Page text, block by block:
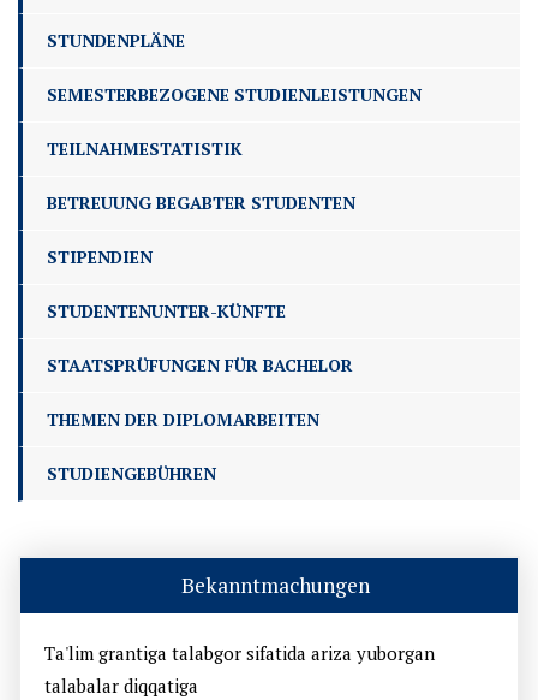
STUNDENPLÄNE
SEMESTERBEZOGENE STUDIENLEISTUNGEN
TEILNAHMESTATISTIK
BETREUUNG BEGABTER STUDENTEN
STIPENDIEN
STUDENTENUNTER-KÜNFTE
STAATSPRÜFUNGEN FÜR BACHELOR
THEMEN DER DIPLOMARBEITEN
STUDIENGEBÜHREN
Bekanntmachungen
Ta'lim grantiga talabgor sifatida ariza yuborgan
talabalar diqqatiga